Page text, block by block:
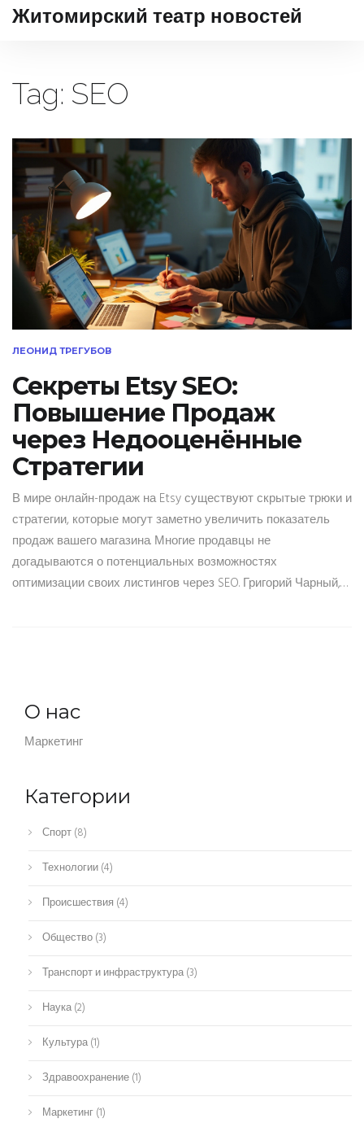
Житомирский театр новостей
Tag: SEO
ЛЕОНИД ТРЕГУБОВ
Секреты Etsy SEO:
Повышение Продаж
через Недооценённые
Стратегии
В мире онлайн-продаж на Etsy существуют скрытые трюки и
стратегии, которые могут заметно увеличить показатель
продаж вашего магазина. Многие продавцы не
догадываются о потенциальных возможностях
оптимизации своих листингов через SEO. Григорий Чарный,
ошибки, которых следует избегать.
О нас
Маркетинг
Категории
Спорт(8)
Технологии(4)
Происшествия (4)
Общество(3)
Транспорт и инфраструктура(3)
Наука(2)
Культура(1)
Здравоохранение(1)
Маркетинг(1)